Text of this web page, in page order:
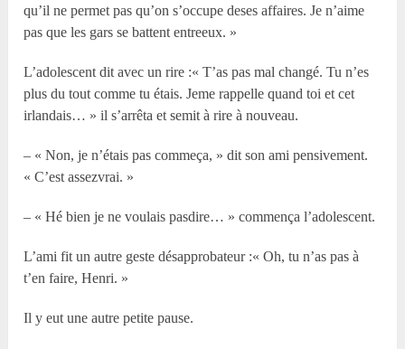
qu’il ne permet pas qu’on s’occupe deses affaires. Je n’aime
pas que les gars se battent entreeux. »
L’adolescent dit avec un rire :« T’as pas mal changé. Tu n’es
plus du tout comme tu étais. Jeme rappelle quand toi et cet
irlandais… » il s’arrêta et semit à rire à nouveau.
– « Non, je n’étais pas commeça, » dit son ami pensivement.
« C’est assezvrai. »
– « Hé bien je ne voulais pasdire… » commença l’adolescent.
L’ami fit un autre geste désapprobateur :« Oh, tu n’as pas à
t’en faire, Henri. »
Il y eut une autre petite pause.